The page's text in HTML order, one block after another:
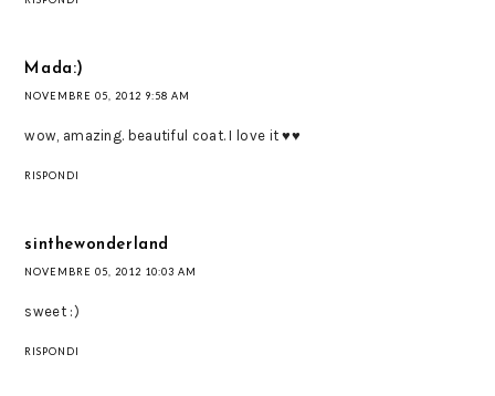
Mada:)
NOVEMBRE 05, 2012 9:58 AM
wow, amazing. beautiful coat. I love it ♥♥
RISPONDI
sinthewonderland
NOVEMBRE 05, 2012 10:03 AM
sweet :)
RISPONDI